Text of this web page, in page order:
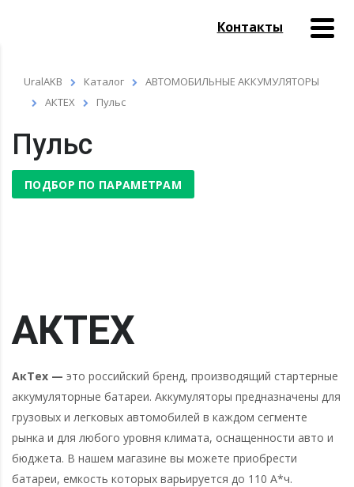
Контакты
UralAKB Каталог
АВТОМОБИЛЬНЫЕ АККУМУЛЯТОРЫ
АКТЕХ
Пульс
Пульс
ПОДБОР ПО ПАРАМЕТРАМ
АКТЕХ
АкТех — это российский бренд, производящий стартерные
аккумуляторные батареи. Аккумуляторы предназначены для
грузовых и легковых автомобилей в каждом сегменте
рынка и для любого уровня климата, оснащенности авто и
бюджета. В нашем магазине вы можете приобрести
батареи, емкость которых варьируется до 110 А*ч.